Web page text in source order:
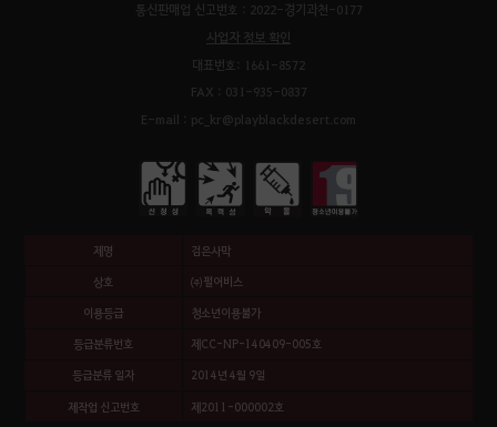
통신판매업 신고번호 : 2022-경기과천-0177
사업자 정보 확인
대표번호: 1661-8572
FAX : 031-935-0837
E-mail : pc_kr@playblackdesert.com
제명 검은사막
상호 ㈜펄어비스
이용등급 청소년이용불가
등급분류번호 제CC-NP-140409-005호
등급분류 일자 2014년 4월 9일
제작업 신고번호 제2011-000002호